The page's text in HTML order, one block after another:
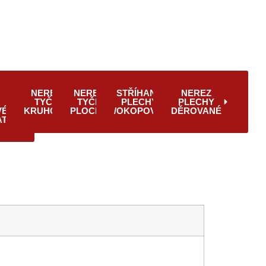
NEREZ
TYČE
KRUHOVÉ
NEREZ
TYČE
PLOCHÉ
STŘÍHANÉ
PLECHY
/OKOPOVÉ/
NEREZ
PLECHY
DĚROVANÉ